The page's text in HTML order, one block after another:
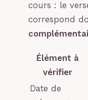
cours : le
correspond
Élément à
vérifier
Date de